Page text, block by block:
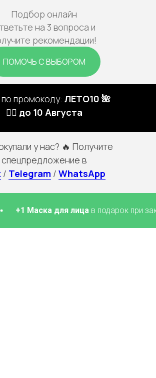
Подбор онлайн
на 3 вопроса и
рекомендации!
ПОМОЧЬ С ВЫБОРОМ
промокоду: ЛЕТО10 🌺
🏃‍♀️ до 10 Августа
у нас? 🔥 Получите
спецпредложение в
/ Telegram / WhatsApp
Маска для лицав подарок при заказе